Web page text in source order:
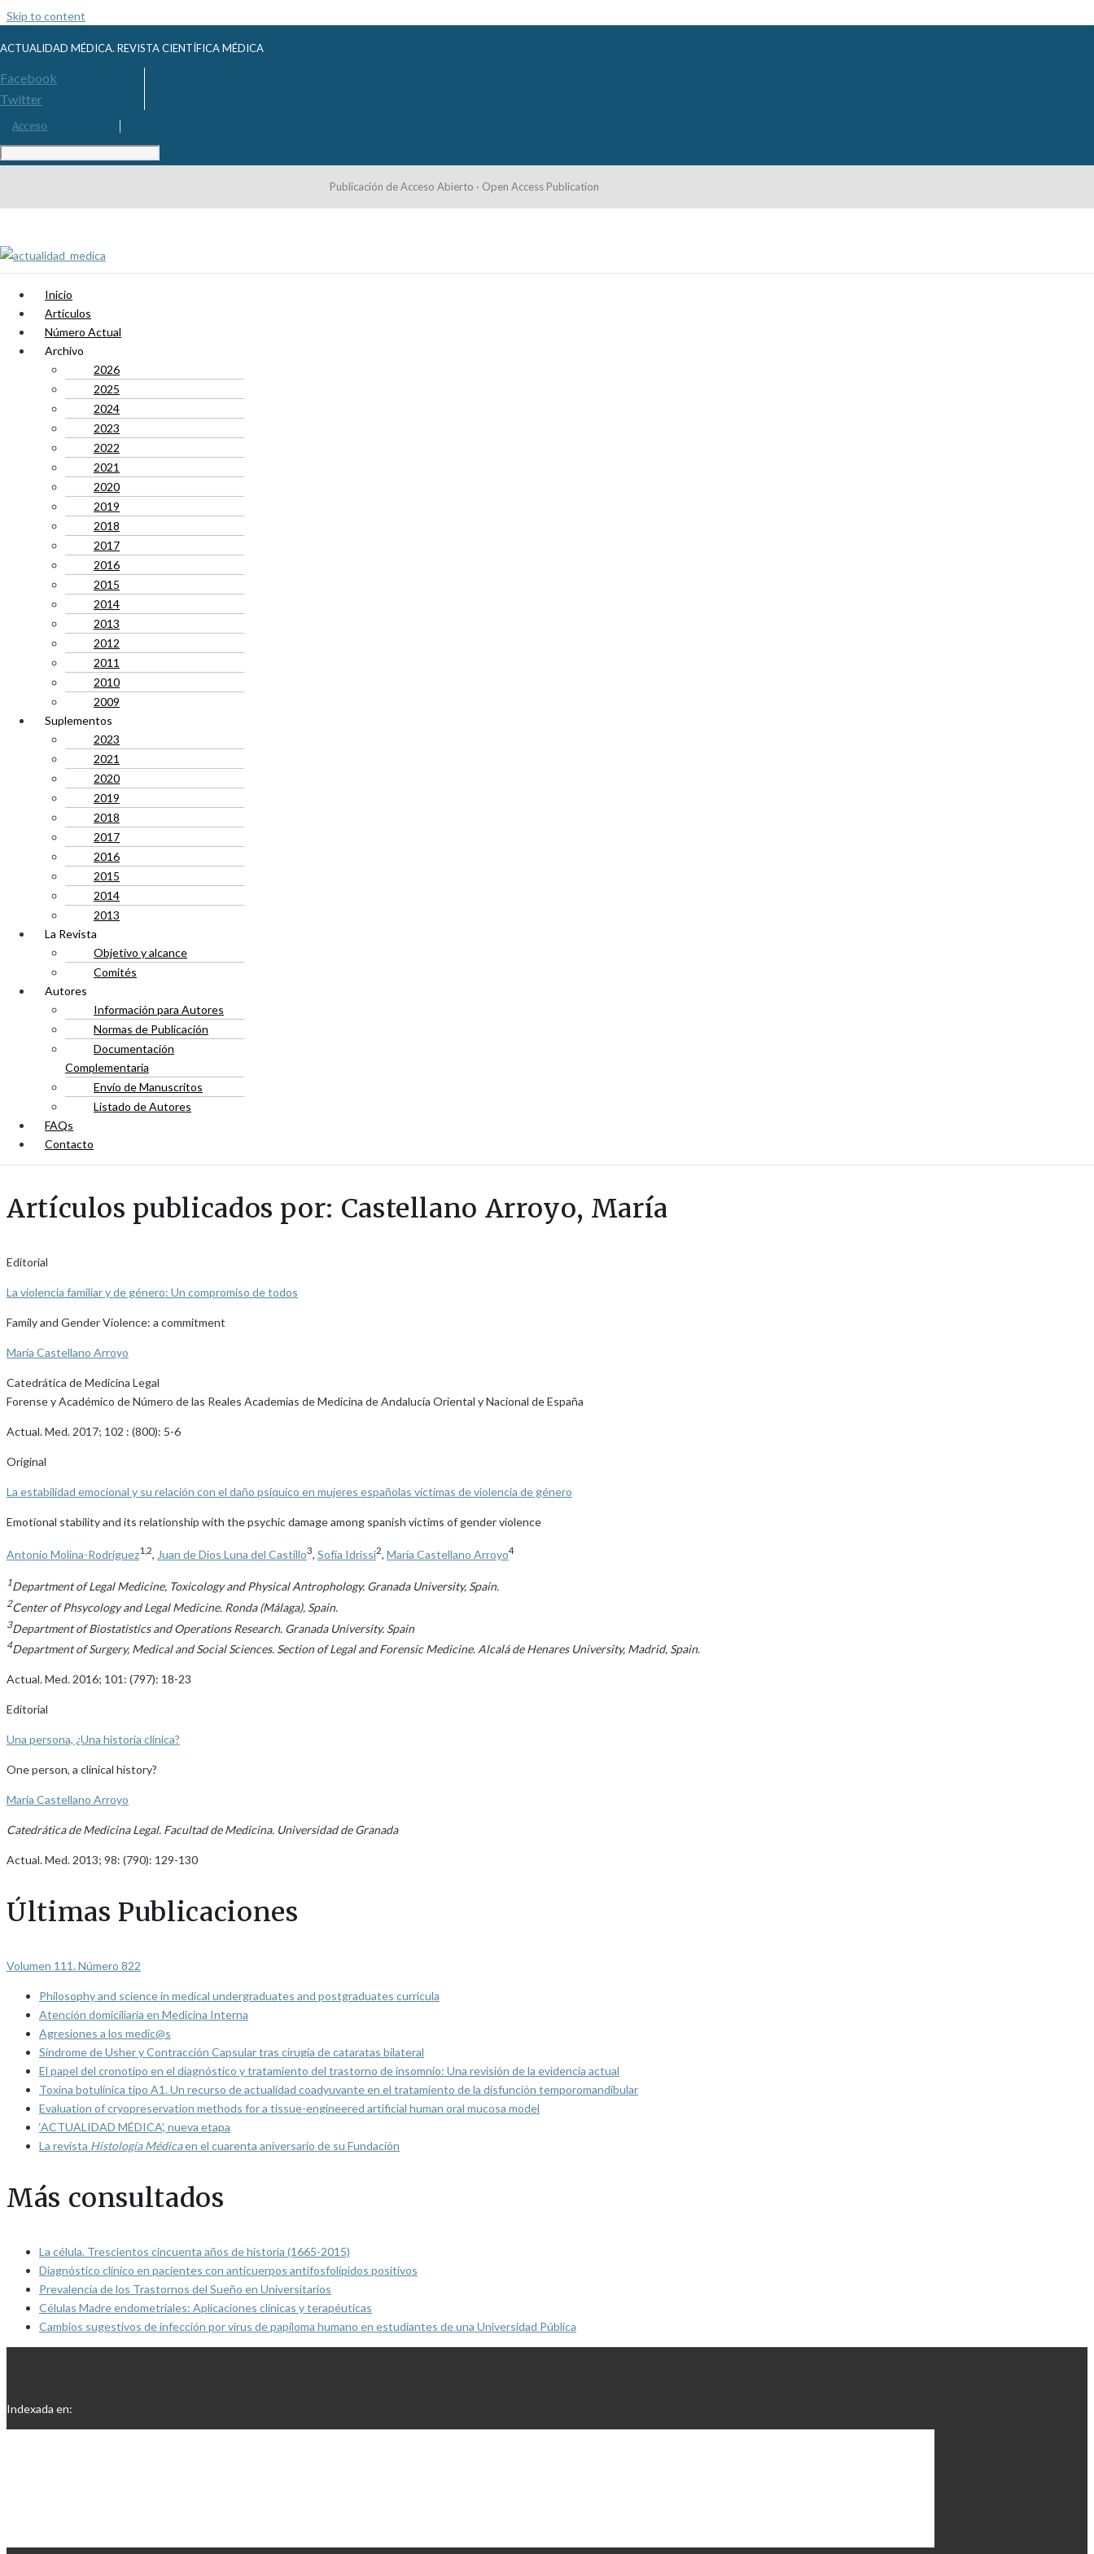
Skip to content
ACTUALIDAD MÉDICA. REVISTA CIENTÍFICA MÉDICA
Facebook
Twitter
Acceso
Publicación de Acceso Abierto · Open Access Publication
Inicio
Artículos
Número Actual
Archivo
2026
2025
2024
2023
2022
2021
2020
2019
2018
2017
2016
2015
2014
2013
2012
2011
2010
2009
Suplementos
2023
2021
2020
2019
2018
2017
2016
2015
2014
2013
La Revista
Objetivo y alcance
Comités
Autores
Información para Autores
Normas de Publicación
Documentación
Complementaria
Envío de Manuscritos
Listado de Autores
FAQs
Contacto
Artículos publicados por: Castellano Arroyo, María
Editorial
La violencia familiar y de género: Un compromiso de todos
Family and Gender Violence: a commitment
María Castellano Arroyo
Catedrática de Medicina Legal
Forense y Académico de Número de las Reales Academias de Medicina de Andalucía Oriental y Nacional de España
Actual. Med. 2017; 102 : (800): 5-6
Original
La estabilidad emocional y su relación con el daño psíquico en mujeres españolas víctimas de violencia de género
Emotional stability and its relationship with the psychic damage among spanish victims of gender violence
Antonio Molina-Rodríguez1,2, Juan de Dios Luna del Castillo3, Sofía Idrissi2, María Castellano Arroyo4
1Department of Legal Medicine, Toxicology and Physical Antrophology. Granada University, Spain.
2Center of Phsycology and Legal Medicine. Ronda (Málaga), Spain.
3Department of Biostatistics and Operations Research. Granada University. Spain
4Department of Surgery, Medical and Social Sciences. Section of Legal and Forensic Medicine. Alcalá de Henares University, Madrid, Spain.
Actual. Med. 2016; 101: (797): 18-23
Editorial
Una persona, ¿Una historia clínica?
One person, a clinical history?
María Castellano Arroyo
Catedrática de Medicina Legal. Facultad de Medicina. Universidad de Granada
Actual. Med. 2013; 98: (790): 129-130
Últimas Publicaciones
Volumen 111. Número 822
Philosophy and science in medical undergraduates and postgraduates curricula
Atención domiciliaria en Medicina Interna
Agresiones a los medic@s
Síndrome de Usher y Contracción Capsular tras cirugía de cataratas bilateral
El papel del cronotipo en el diagnóstico y tratamiento del trastorno de insomnio: Una revisión de la evidencia actual
Toxina botulínica tipo A1. Un recurso de actualidad coadyuvante en el tratamiento de la disfunción temporomandibular
Evaluation of cryopreservation methods for a tissue-engineered artificial human oral mucosa model
‘ACTUALIDAD MÉDICA’, nueva etapa
La revista Histología Médicaen el cuarenta aniversario de su Fundación
Más consultados
La célula. Trescientos cincuenta años de historia (1665-2015)
Diagnóstico clínico en pacientes con anticuerpos antifosfolípidos positivos
Prevalencia de los Trastornos del Sueño en Universitarios
Células Madre endometriales: Aplicaciones clínicas y terapéuticas
Cambios sugestivos de infección por virus de papiloma humano en estudiantes de una Universidad Pública
Indexada en: